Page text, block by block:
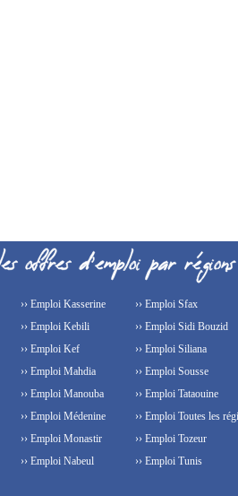
›› Emploi Kasserine
›› Emploi Kebili
›› Emploi Kef
›› Emploi Mahdia
›› Emploi Manouba
›› Emploi Médenine
›› Emploi Monastir
›› Emploi Nabeul
›› Emploi Sfax
›› Emploi Sidi Bouzid
›› Emploi Siliana
›› Emploi Sousse
›› Emploi Tataouine
›› Emploi Toutes les
›› Emploi Tozeur
›› Emploi Tunis